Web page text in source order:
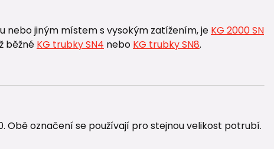
nebo jiným místem s vysokým zatížením, je KG 2000 SN
běžné KG trubky SN4 nebo KG trubky SN8.
Obě označení se používají pro stejnou velikost potrubí.